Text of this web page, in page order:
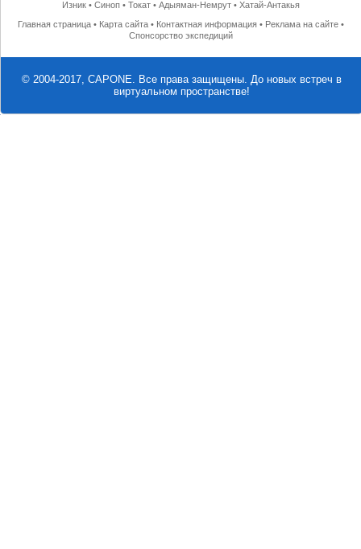
Изник •Синоп •Токат •Адыяман-Немрут •Хатай-Антакья
Главная страница • Карта сайта • Контактная информация • Реклама на сайте •
Спонсорство экспедиций
© 2004-2017, CAPONE. Все права защищены. До новых встреч в
виртуальном пространстве!